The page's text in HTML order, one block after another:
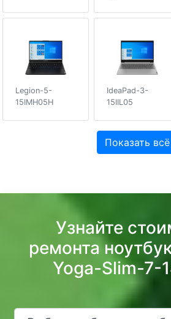
Legion-5-
15IMH05H
IdeaPad-3-
15IIL05
Показать всё
Узнайте
ремонта
Yoga-Slim-7-